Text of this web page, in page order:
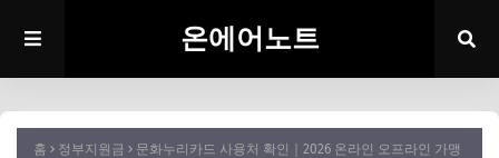
온에어노트
홈 정부지원금
문화누리카드 사용처 확인｜2026 온라인 오프라인 가맹